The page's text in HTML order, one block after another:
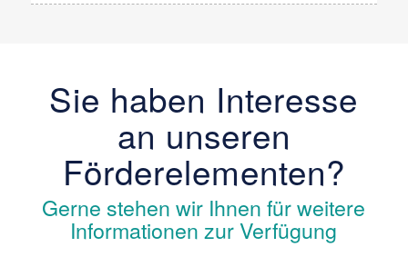
Sie haben Interesse
an unseren
Förderelementen?
Gerne stehen wir Ihnen für weitere
Informationen zur Verfügung